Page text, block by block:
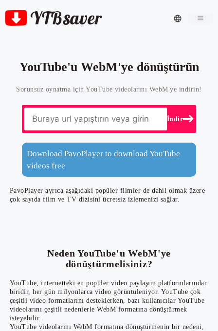
YouTube'u WebM'ye dönüştürün
Sorunsuz oynatma için YouTube videolarını WebM'ye indirin!
İndir
Download PavoPlayer to download YouTube
videos free
PavoPlayer ayrıca aşağıdaki popüler filmler de dahil olmak üzere
çok sayıda film ve TV dizisini ücretsiz izlemenizi sağlar.
Neden YouTube'u WebM'ye
dönüştürmelisiniz?
YouTube, internetteki en popüler video paylaşım platformlarından
biridir, her gün milyonlarca video görüntüleniyor. YouTube çok
çeşitli video formatlarını desteklerken, bazı kullanıcılar YouTube
videolarını çeşitli nedenlerle WebM formatına dönüştürmek
isteyebilir.
YouTube videolarını WebM formatına dönüştürmenin bir nedeni,